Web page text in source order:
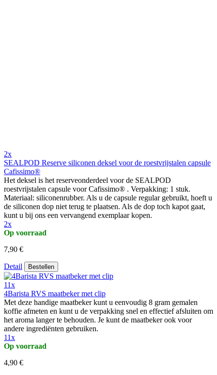
2x
SEALPOD Reserve siliconen deksel voor de roestvrijstalen capsule
Cafissimo®
Het deksel is het reserveonderdeel voor de SEALPOD
roestvrijstalen capsule voor Cafissimo® . Verpakking: 1 stuk.
Materiaal: siliconenrubber. Als u de capsule regular gebruikt, hoeft u
de siliconen dop niet terug te plaatsen. Als de dop toch kapot gaat,
kunt u bij ons een vervangend exemplaar kopen.
2x
Op voorraad
7,90 €
Detail Bestellen
11x
4Barista RVS maatbeker met clip
Met deze handige maatbeker kunt u eenvoudig 8 gram gemalen
koffie afmeten en kunt u de verpakking snel en effectief afsluiten om
het aroma langer te behouden. Je kunt de maatbeker ook voor
andere ingrediënten gebruiken.
11x
Op voorraad
4,90 €